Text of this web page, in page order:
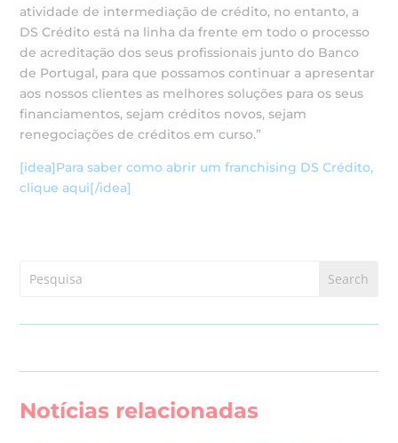
atividade de intermediação de crédito, no entanto, a
DS Crédito está na linha da frente em todo o processo
de acreditação dos seus profissionais junto do Banco
de Portugal, para que possamos continuar a apresentar
aos nossos clientes as melhores soluções para os seus
financiamentos, sejam créditos novos, sejam
renegociações de créditos em curso.”
[idea]Para saber como abrir um franchising DS Crédito,
clique aqui[/idea]
Notícias relacionadas